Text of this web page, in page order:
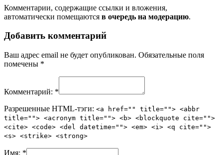
Комментарии, содержащие ссылки и вложения,
автоматически помещаются в очередь на модерацию.
Добавить комментарий
Ваш адрес email не будет опубликован. Обязательные поля
помечены *
Комментарий: *
Разрешенные HTML-тэги: <a href="" title=""> <abbr
title=""> <acronym title=""> <b> <blockquote cite="">
<cite> <code> <del datetime=""> <em> <i> <q cite="">
<s> <strike> <strong>
Имя: *